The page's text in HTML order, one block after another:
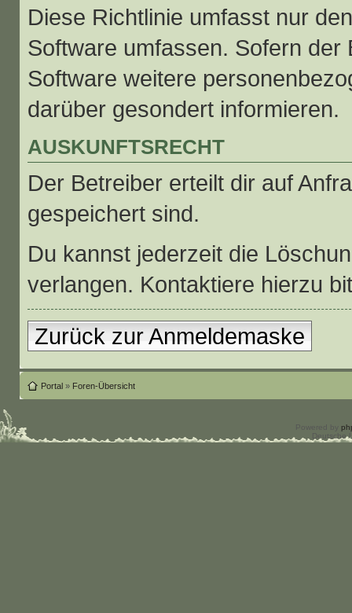
Diese Richtlinie umfasst nur
Software umfassen. Sofern
Software weitere
darüber gesondert informieren.
AUSKUNFTSRECHT
Der Betreiber erteilt dir auf
gespeichert sind.
Du kannst jederzeit die
verlangen. Kontaktiere hierzu
Zurück zur Anmeldemaske
Portal» Foren-Übersicht
Powered by
Deutsche